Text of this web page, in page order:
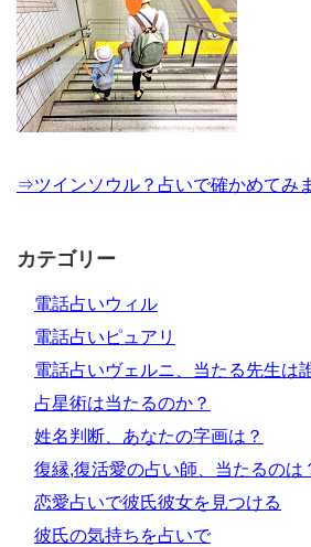
⇒ツインソウル？占いで確かめてみ
カテゴリー
電話占いウィル
電話占いピュアリ
電話占いヴェルニ、当たる先生は
占星術は当たるのか？
姓名判断、あなたの字画は？
復縁,復活愛の占い師、当たるのは
恋愛占いで彼氏彼女を見つける
彼氏の気持ちを占いで